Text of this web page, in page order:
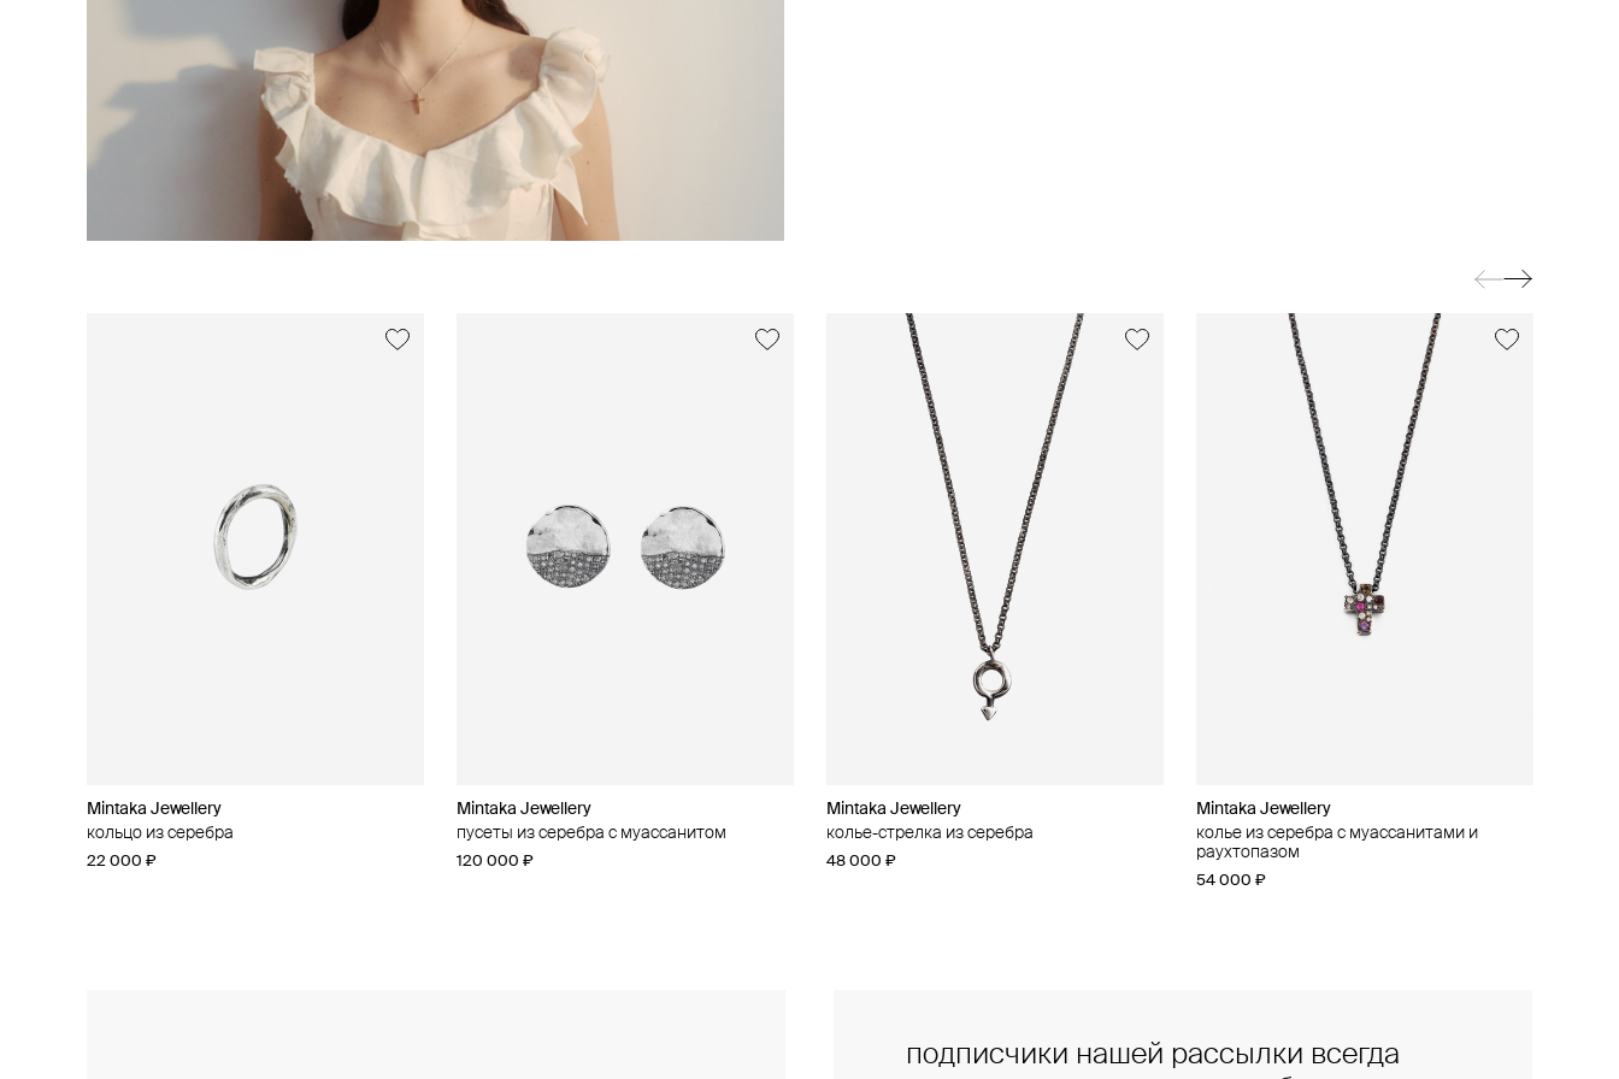
Mintaka Jewellery
кольцо из серебра
22 000 ₽
Mintaka Jewellery
пусеты из серебра с муассанитом
120 000 ₽
Mintaka Jewellery
колье-стрелка из серебра
48 000 ₽
Mintaka Jewellery
колье из серебра с муассанитами и
раухтопазом
54 000 ₽
Mintaka Jewellery
колье из серебра с муассанитом
28 000 ₽
Mintaka Jewellery
кольцо из серебра с муассанитом
48 000 ₽
Mintaka Jewellery
колье из серебра
28 000 ₽
подписчики нашей рассылки всегда